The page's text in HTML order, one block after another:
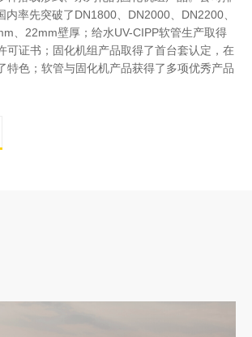
内率先突破了DN1800、DN2000、DN2200、
、22mm壁厚；给水UV-CIPP软管生产取得
可证书；固化机组产品取得了首台套认定，在
特色；软管与固化机产品获得了多项优秀产品